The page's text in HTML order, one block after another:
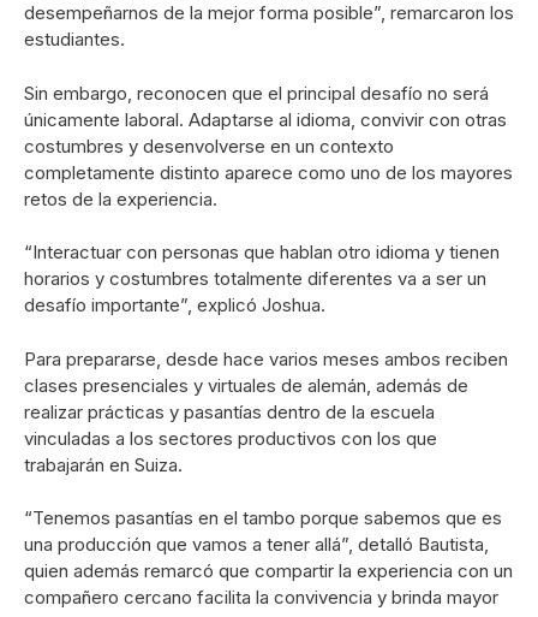
desempeñarnos de la mejor forma posible”, remarcaron los
estudiantes.
Sin embargo, reconocen que el principal desafío no será
únicamente laboral. Adaptarse al idioma, convivir con otras
costumbres y desenvolverse en un contexto
completamente distinto aparece como uno de los mayores
retos de la experiencia.
“Interactuar con personas que hablan otro idioma y tienen
horarios y costumbres totalmente diferentes va a ser un
desafío importante”, explicó Joshua.
Para prepararse, desde hace varios meses ambos reciben
clases presenciales y virtuales de alemán, además de
realizar prácticas y pasantías dentro de la escuela
vinculadas a los sectores productivos con los que
trabajarán en Suiza.
“Tenemos pasantías en el tambo porque sabemos que es
una producción que vamos a tener allá”, detalló Bautista,
quien además remarcó que compartir la experiencia con un
compañero cercano facilita la convivencia y brinda mayor